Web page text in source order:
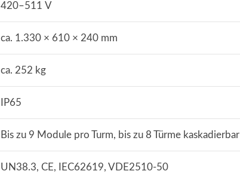
420–511 V
ca. 1.330 × 610 × 240 mm
ca. 252 kg
IP65
Bis zu 9 Module pro Turm, bis zu 8 Türme kaskadierbar
UN38.3, CE, IEC62619, VDE2510-50